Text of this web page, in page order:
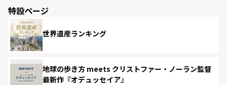
特設ページ
世界遺産ランキング
地球の歩き方 meets クリストファー・ノーラン監督
最新作『オデュッセイア』